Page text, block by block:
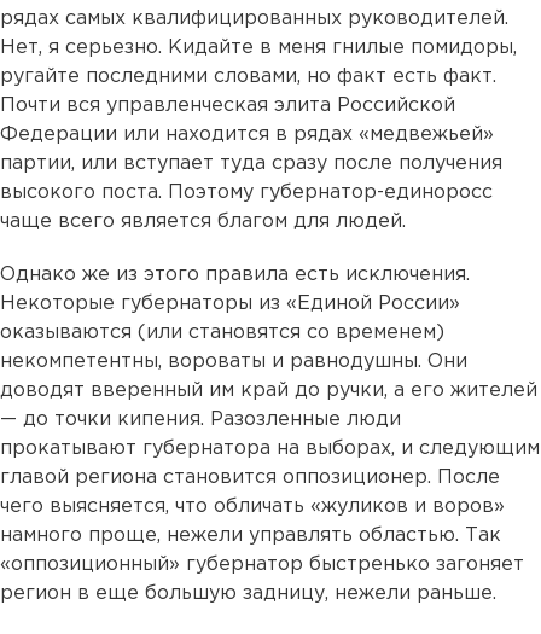
рядах самых квалифицированных руководителей.
Нет, я серьезно. Кидайте в меня гнилые помидоры,
ругайте последними словами, но факт есть факт.
Почти вся управленческая элита Российской
Федерации или находится в рядах «медвежьей»
партии, или вступает туда сразу после получения
высокого поста. Поэтому губернатор-единоросс
чаще всего является благом для людей.
Однако же из этого правила есть исключения.
Некоторые губернаторы из «Единой России»
оказываются (или становятся со временем)
некомпетентны, вороваты и равнодушны. Они
доводят вверенный им край до ручки, а его жителей
— до точки кипения. Разозленные люди
прокатывают губернатора на выборах, и следующим
главой региона становится оппозиционер. После
чего выясняется, что обличать «жуликов и воров»
намного проще, нежели управлять областью. Так
«оппозиционный» губернатор быстренько загоняет
регион в еще большую задницу, нежели раньше.